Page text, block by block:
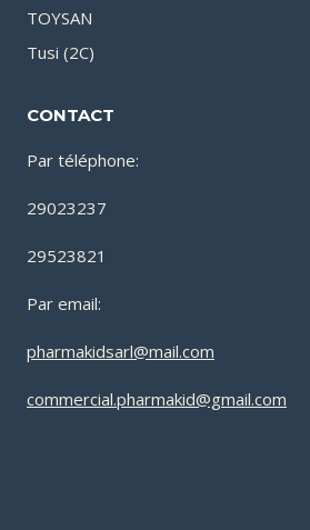
TOYSAN
Tusi (2C)
CONTACT
Par téléphone:
29023237
29523821
Par email:
pharmakidsarl@mail.com
commercial.pharmakid@gmail.com